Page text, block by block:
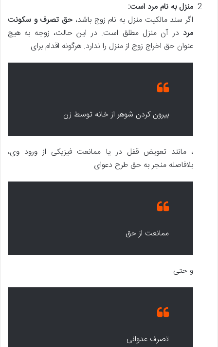
منزل به نام مرد است:
اگر سند مالکیت منزل به نام زوج باشد، حق تصرف و سکونت
مرد در آن منزل مطلق است. در این حالت، زوجه به هیچ
عنوان حق اخراج زوج از منزل را ندارد. هرگونه اقدام برای
بیرون کردن شوهر از خانه توسط زن
، مانند تعویض قفل در یا ممانعت فیزیکی از ورود وی،
بلافاصله منجر به حق طرح دعوای
ممانعت از حق
و حتی
تصرف عدوانی